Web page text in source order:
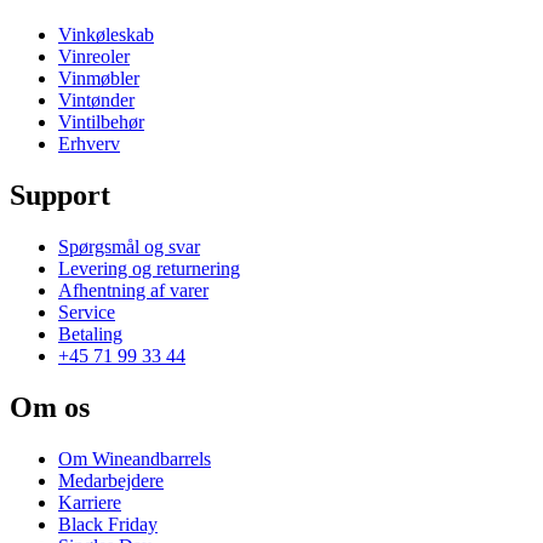
Vinkøleskab
Vinreoler
Vinmøbler
Vintønder
Vintilbehør
Erhverv
Support
Spørgsmål og svar
Levering og returnering
Afhentning af varer
Service
Betaling
+45 71 99 33 44
Om os
Om Wineandbarrels
Medarbejdere
Karriere
Black Friday